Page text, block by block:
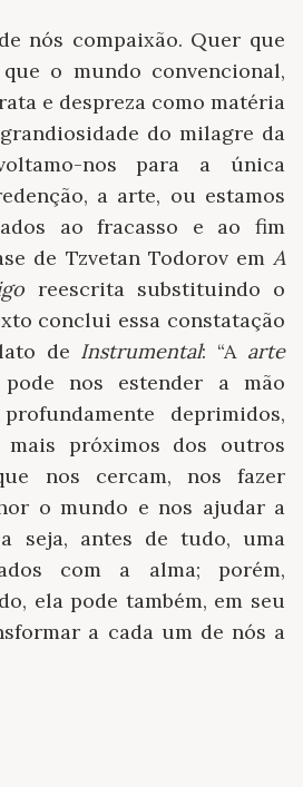
nós compaixão. Quer que
o mundo convencional,
e despreza como matéria
do milagre da
nos para a única
a arte, ou estamos
ao fracasso e ao fim
de Tzvetan Todorov em A
reescrita substituindo o
conclui essa constatação
de Instrumental: “A arte
nos estender a mão
deprimidos,
próximos dos outros
nos cercam, nos fazer
o mundo e nos ajudar a
seja, antes de tudo, uma
com a alma; porém,
ela pode também, em seu
a cada um de nós a